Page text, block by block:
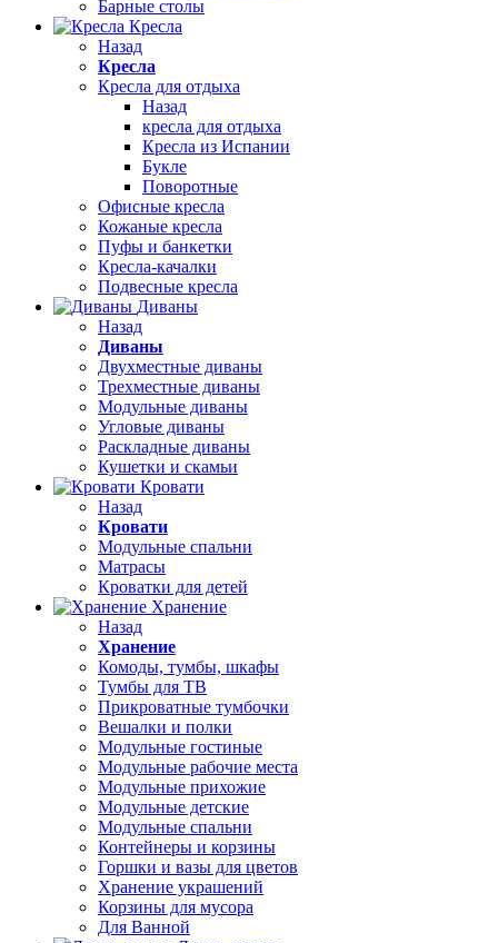
Барные столы
Кресла
Назад
Кресла
Кресла для отдыха
Назад
кресла для отдыха
Кресла из Испании
Букле
Поворотные
Офисные кресла
Кожаные кресла
Пуфы и банкетки
Кресла-качалки
Подвесные кресла
Диваны
Назад
Диваны
Двухместные диваны
Трехместные диваны
Модульные диваны
Угловые диваны
Раскладные диваны
Кушетки и скамьи
Кровати
Назад
Кровати
Модульные спальни
Матрасы
Кроватки для детей
Хранение
Назад
Хранение
Комоды, тумбы, шкафы
Тумбы для ТВ
Прикроватные тумбочки
Вешалки и полки
Модульные гостиные
Модульные рабочие места
Модульные прихожие
Модульные детские
Модульные спальни
Контейнеры и корзины
Горшки и вазы для цветов
Хранение украшений
Корзины для мусора
Для Ванной